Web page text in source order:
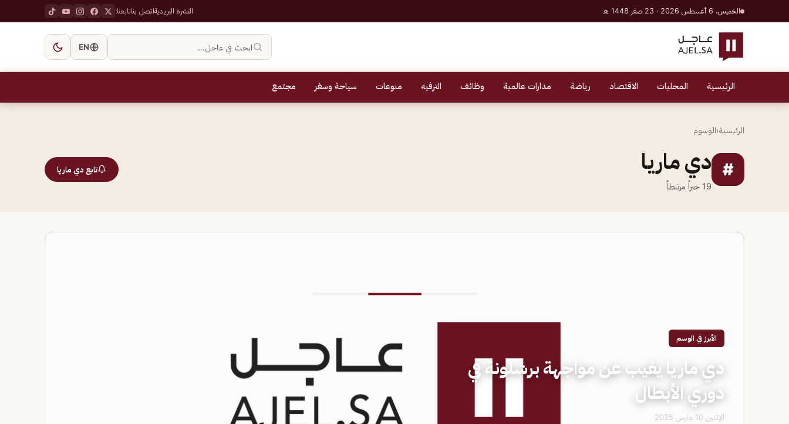
الخميس، 6 أغسطس 2026 · 23 صفر 1448 هـ النشرة البريديةاتصل بناتابعنا:
ابحث في عاجل… EN
الرئيسية المحليات الاقتصاد رياضة مدارات عالمية وظائف الترفيه منوعات سياحة وسفر مجتمع
الرئيسية‹الوسوم
# دي ماريا
19 خبراً مرتبطاً
تابع دي ماريا
الأبرز في الوسم
دي ماريا يغيب عن مواجهة برشلونة في
دوري الأبطال
الإثنين 10 مارس 2025